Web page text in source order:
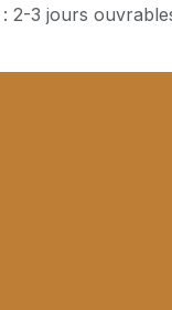
: 2-3 jours